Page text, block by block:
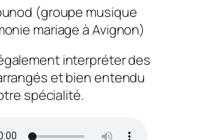
(groupe musique
mariage à Avignon)
interpréter des
et bien entendu
spécialité.